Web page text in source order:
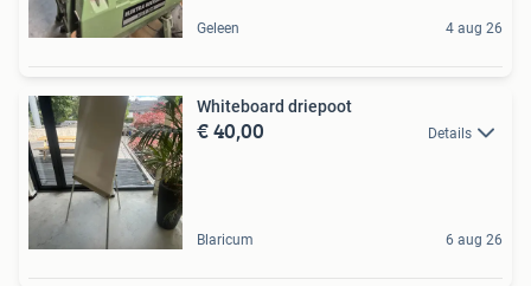
Geleen 4 aug 26
Whiteboard driepoot
€ 40,00 Details
Blaricum 6 aug 26